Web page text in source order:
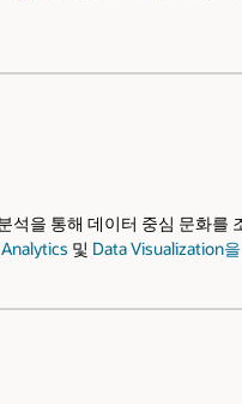
을 통해 데이터 중심 문화
및 Data Visualization을